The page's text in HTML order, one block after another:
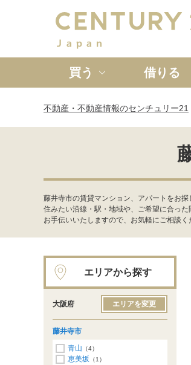
買う
新築一戸建て
借りる
不動産・不動産情報のセンチュリー21
藤井寺市の賃貸マンション、アパートをお
住みたい沿線・駅・地域や、ご希望に合っ
お手伝いいたしますので、お気軽にご相談く
エリアから探す
大阪府 エリアを変更
藤井寺市
青山 （4）
恵美坂 （1）